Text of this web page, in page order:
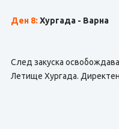
Ден 8: Хургада - Варна
След закуска
Летище Хургада.